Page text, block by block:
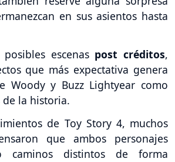
en sus asientos hasta
escenaspost créditos,
que más expectativa genera
Woody y Buzz Lightyear como
la historia.
de Toy Story 4, muchos
que ambos personajes
caminos distintos de forma